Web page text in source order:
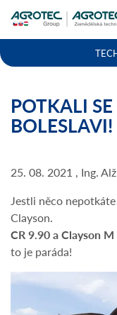
POTKALI
BOLESLAVI!
25. 08. 2021 , Ing.
Jestli něco
Clayson.
CR 9.90 a Clayson
to je paráda!